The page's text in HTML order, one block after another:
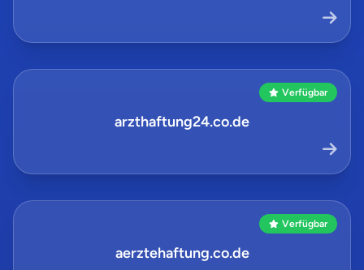
Verfügbar
arzthaftung24.co.de
Verfügbar
aerztehaftung.co.de